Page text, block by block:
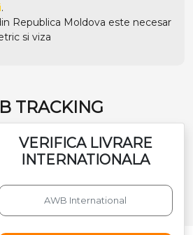
.
Republica Moldova este necesar
si viza
TRACKING
VERIFICA LIVRARE
INTERNATIONALA